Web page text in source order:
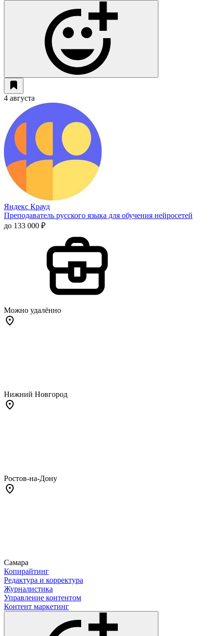
4 августа
Яндекс Крауд
Преподаватель русского языка для обучения нейросетей
до 133 000 ₽
Можно удалённо
Нижний Новгород
Ростов-на-Дону
Самара
Копирайтинг
Редактура и корректура
Журналистика
Управление контентом
Контент маркетинг